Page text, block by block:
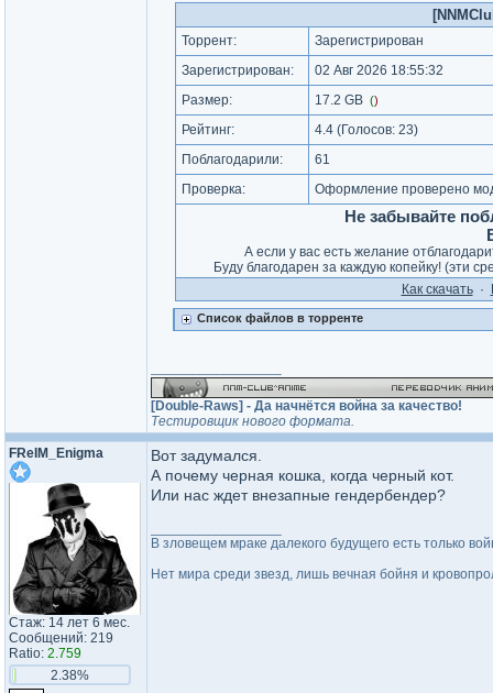
Торрент:
Зарегистрирован
Зарегистрирован:
02 Авг 2026 18:55:32
Размер:
17.2 GB ()
Рейтинг: 4.4(Голосов: 23)
Поблагодарили:
61
Проверка:
Оформление проверено
Не забывайте
А если у вас есть желание
Буду благодарен за каждую копейку! (эти
Как cкачать·
Список файлов в торренте
[Double-Raws] - Да начнётся война за качество!
Тестировщик нового формата.
FReIM_Enigma
Стаж: 14 лет 6 мес.
Сообщений: 219
Ratio: 2.759
2.38%
Вот задумался.
А почему черная кошка, когда черный кот.
Или нас ждет внезапные гендербендер?
В зловещем мраке далекого будущего есть только
Нет мира среди звезд, лишь вечная бойня и